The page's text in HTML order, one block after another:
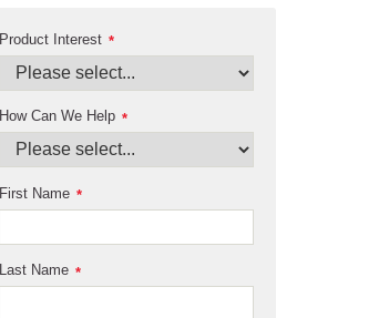
*
Product Interest
*
How Can We Help
*
First Name
*
Last Name